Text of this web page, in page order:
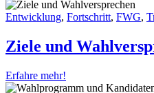
Entwicklung, Fortschritt, FWG,
Ziele und
Erfahre mehr!